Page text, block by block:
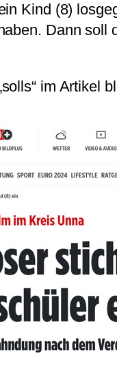
Kind (8)
Dann
im Artikel